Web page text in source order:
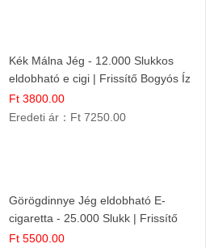
Kék Málna Jég - 12.000 Slukkos
eldobható e cigi | Frissítő Bogyós Íz
Ft 3800.00
Eredeti ár： Ft 7250.00
Görögdinnye Jég eldobható E-
cigaretta - 25.000 Slukk | Frissítő
Nyári Íz
Ft 5500.00